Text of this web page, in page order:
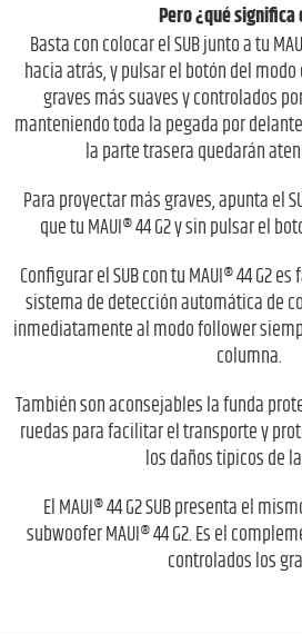
Pero ¿qué significa
Basta con colocar el SUB junto a tu
hacia atrás, y pulsar el botón del
graves más suaves y controlados
manteniendo toda la pegada por
la parte trasera quedarán
Para proyectar más graves, apunta el
que tu MAUI® 44 G2 y sin pulsar el
Configurar el SUB con tu MAUI® 44 G2
sistema de detección automática de
inmediatamente al modo follower
columna.
También son aconsejables la funda
ruedas para facilitar el transporte y
los daños típicos de
El MAUI® 44 G2 SUB presenta el
subwoofer MAUI® 44 G2. Es el
controlados los